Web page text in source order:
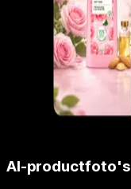
AI-productfoto's